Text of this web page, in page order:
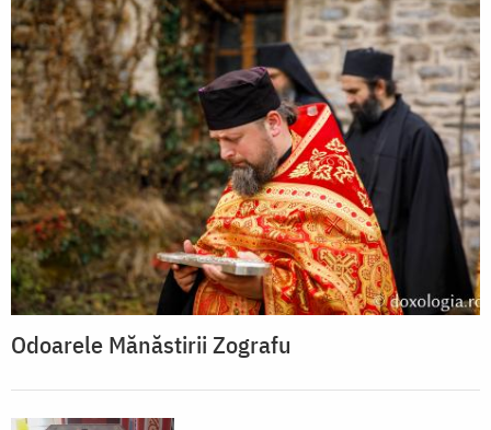
Odoarele Mănăstirii Zografu